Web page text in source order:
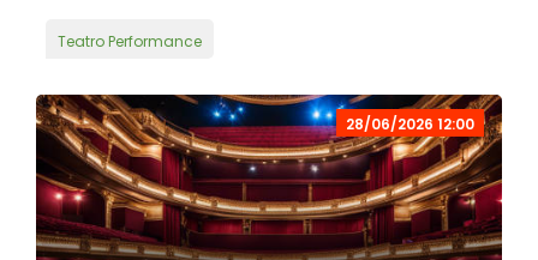
Teatro Performance
28/06/2026 12:00